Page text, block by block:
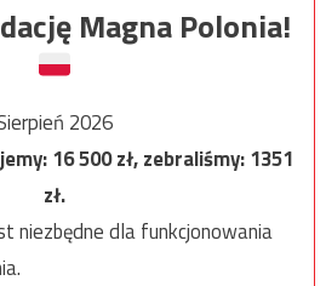
Magna Polonia!
2026
16 500zł, zebraliśmy:1351
zł.
niezbędne dla funkcjonowania